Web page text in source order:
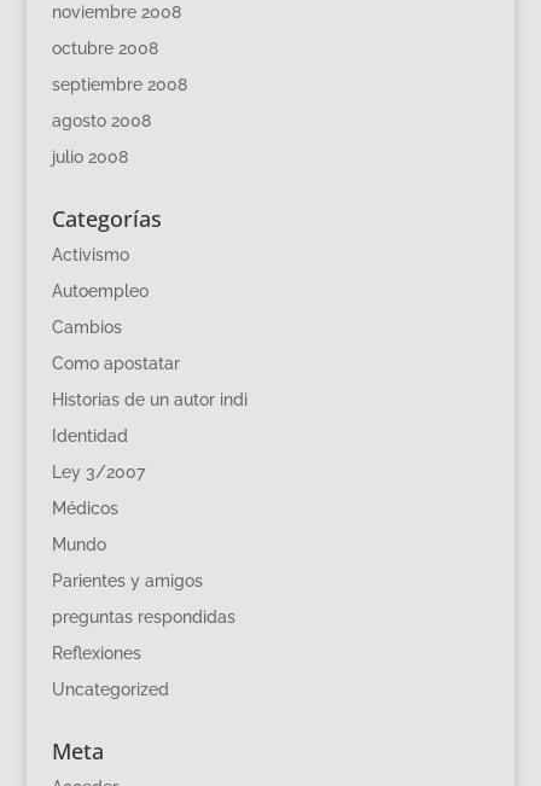
noviembre 2008
octubre 2008
septiembre 2008
agosto 2008
julio 2008
Categorías
Activismo
Autoempleo
Cambios
Como apostatar
Historias de un autor indi
Identidad
Ley 3/2007
Médicos
Mundo
Parientes y amigos
preguntas respondidas
Reflexiones
Uncategorized
Meta